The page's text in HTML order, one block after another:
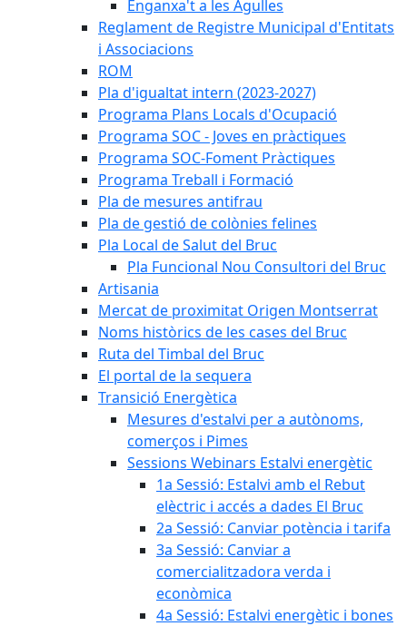
Enganxa't a les Agulles
Reglament de Registre Municipal d'Entitats
i Associacions
ROM
Pla d'igualtat intern (2023-2027)
Programa Plans Locals d'Ocupació
Programa SOC - Joves en pràctiques
Programa SOC-Foment Pràctiques
Programa Treball i Formació
Pla de mesures antifrau
Pla de gestió de colònies felines
Pla Local de Salut del Bruc
Pla Funcional Nou Consultori del Bruc
Artisania
Mercat de proximitat Origen Montserrat
Noms històrics de les cases del Bruc
Ruta del Timbal del Bruc
El portal de la sequera
Transició Energètica
Mesures d'estalvi per a autònoms,
comerços i Pimes
Sessions Webinars Estalvi energètic
1a Sessió: Estalvi amb el Rebut
elèctric i accés a dades El Bruc
2a Sessió: Canviar potència i tarifa
3a Sessió: Canviar a
comercialitzadora verda i
econòmica
4a Sessió: Estalvi energètic i bones